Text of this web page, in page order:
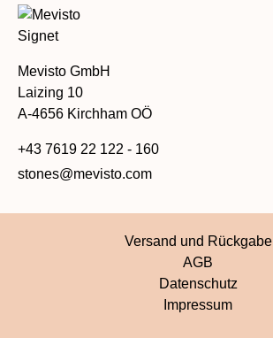
Mevisto GmbH
Laizing 10
A-4656 Kirchham OÖ
+43 7619 22 122 - 160
stones@mevisto.com
Versand und Rückgabe
AGB
Datenschutz
Impressum